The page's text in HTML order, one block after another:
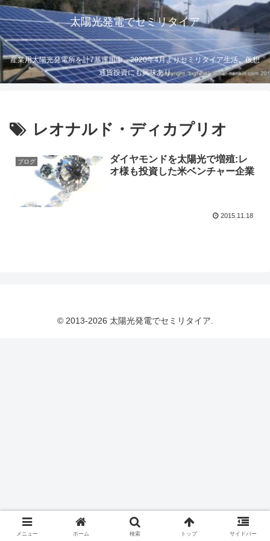
太陽光発電でセミリタイア
産業用太陽光発電所を計7基運用中。2020年4月よりセミリタイア生活。仮想
通貨投資にも興味あり
レオナルド・ディカプリオ
ブログ
ダイヤモンドを太陽光で増殖:レ
オ様も投資した米ベンチャー企業
2015.11.18
© 2013-2026 太陽光発電でセミリタイア.
メニュー ホーム 検索 トップ サイドバー